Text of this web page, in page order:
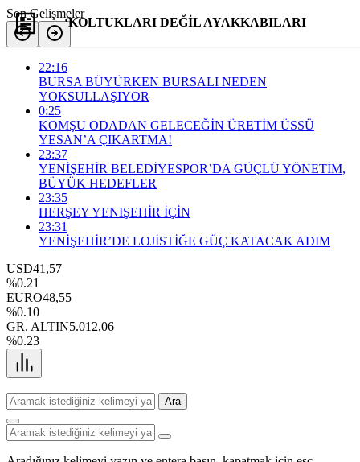
Son Gelişmeler
22:16
BURSA BÜYÜRKEN BURSALI NEDEN
YOKSULLAŞIYOR
0:25
KOMŞU ODADAN GELECEĞİN ÜRETİM ÜSSÜ
YESAN’A ÇIKARTMA!
23:37
YENİŞEHİR BELEDİYESPOR’DA GÜÇLÜ YÖNETİM,
BÜYÜK HEDEFLER
23:35
HERŞEY YENIŞEHİR İÇİN
23:31
YENİŞEHİR’DE LOJİSTİĞE GÜÇ KATACAK ADIM
USD41,57
%0.21
EURO48,55
%0.10
GR. ALTIN5.012,06
%0.23
Ara
‘KOLTUKLARI DEĞİL AYAKKABILARI
ESKİTİYORUZ’
Yorum Yap